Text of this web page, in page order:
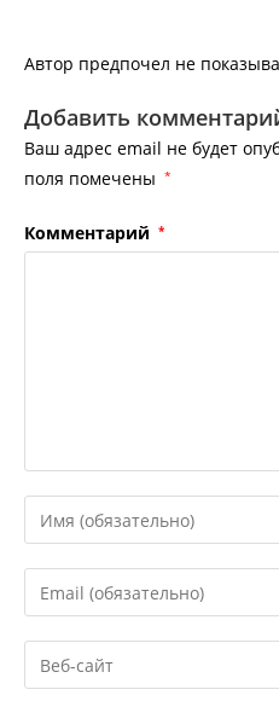
Автор предпочел не
Добавить
Ваш адрес email не будет
поля помечены *
Комментарий *
Введите
свое
имя
или
пользователя,
чтобы
Введите
свой
email-
адрес,
Введите
URL